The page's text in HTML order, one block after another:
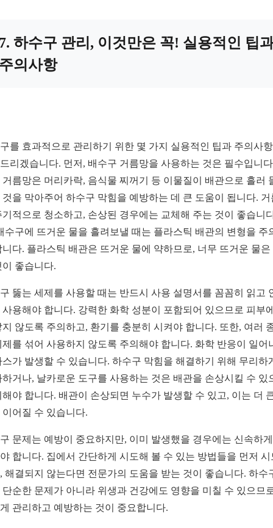
하수구 관리, 이것만은 꼭! 실용적인 팁
의사항
를 효과적으로 관리하기 위한 몇 가지 실용적인 팁과 주의사
리겠습니다. 먼저, 배수구 거름망을 사용하는 것은 필수입니
거름망은 머리카락, 음식물 찌꺼기 등 이물질이 배관으로 흘러
것을 막아주어 하수구 막힘을 예방하는 데 큰 도움이 됩니다. 거
기적으로 청소하고, 손상된 경우에는 교체해 주는 것이 좋습니
수구에 뜨거운 물을 흘려보낼 때는 플라스틱 배관의 변형을 주
니다. 플라스틱 배관은 뜨거운 물에 약하므로, 너무 뜨거운 물은
이 좋습니다.
뚫는 세제를 사용할 때는 반드시 사용 설명서를 꼼꼼히 읽고
사용해야 합니다. 강력한 화학 성분이 포함되어 있으므로 피부
지 않도록 주의하고, 환기를 충분히 시켜야 합니다. 또한, 여러
제를 섞어 사용하지 않도록 주의해야 합니다. 화학 반응이 일어
스가 발생할 수 있습니다. 하수구 막힘을 해결하기 위해 무리하
하거나, 날카로운 도구를 사용하는 것은 배관을 손상시킬 수 있
해야 합니다. 배관이 손상되면 누수가 발생할 수 있고, 이는 더
이어질 수 있습니다.
문제는 예방이 중요하지만, 이미 발생했을 경우에는 신속하
합니다. 집에서 간단하게 시도해 볼 수 있는 방법들을 먼저 시
해결되지 않는다면 전문가의 도움을 받는 것이 좋습니다. 하수
단순한 문제가 아니라 위생과 건강에도 영향을 미칠 수 있으므
관리하고 예방하는 것이 중요합니다.